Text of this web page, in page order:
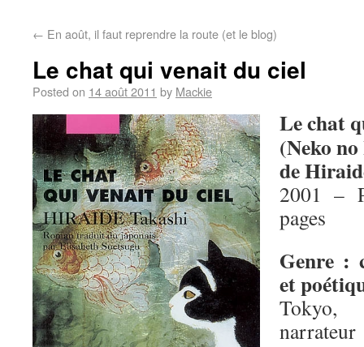
← En août, il faut reprendre la route (et le blog)
Le chat qui venait du ciel
Posted on 14 août 2011 by Mackie
Le chat
(Neko
de
2001 –
pages
Genre :
et